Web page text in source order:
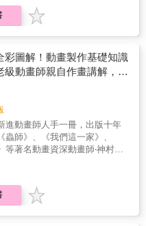
作曲家、小說家或電影導演，
＊音樂絕不能淪為影像的附屬
太過制式化的作法，比如哭戲
法代表音樂只是依賴、附屬於
。我不希望音樂只是原封不動
認為音樂絕不能淪為影像的附
做，我就要做到第一名，因此
成為第一也無所謂的想法。在
果想要往更高更好的地方發
就是第一。如果只要成為
好，那麼這樣的想法毫無上進心
運轉眼之間就結束了。本書是
，第一次談論他身為作曲家與
、如何捕捉創意，完整收錄其
感悟，結合具體的配樂案例，
璣地細說作曲工作的方方面
個好人，但是如果要我選擇當
創作好曲子，想也不用想，我
的誠實紀錄久石讓的音樂作
影落幕後依然延續，不禁讓人
他能十年如一日地維持創作高
絕的創意？關於創作與音樂，
＊所謂的一流，即擁有每一
水準的能力。要將創作當成一
是做出一兩件好作品。如果一
件作品，那麼任何人都可以譜
出好的小說，或拍出好的電
思考、創作作品，是否能夠
作曲家、小說家或電影導演，
＊音樂絕不能淪為影像的附屬
太過制式化的作法，比如哭戲
彩圖解！動畫製作基礎知識
級動畫師親自作畫講解，制
畫到專業用語全方位入行
進動畫師人手一冊，出版十年
蟲師》、《我們這一家》、
等著名動畫資深動畫師‧神村幸
書，以親切的說明、豐富的圖
業界及學界喜愛。前半部「動
方式說明從企畫、角色設計、